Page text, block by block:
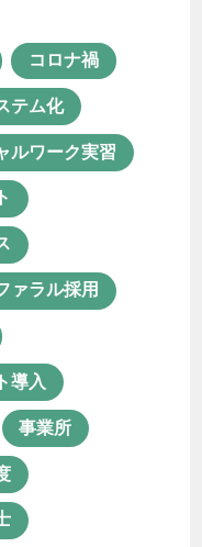
導入
事業所
改革
ービス
コロナ禍
テム化
ルワーク実習
ァラル採用
導入
事業所